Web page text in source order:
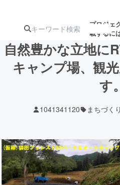
プロジェ
載するに
注目の新着プロ
テクノロジー・ガジェ
自然豊かな立地に
キャンプ場、観
す。
1041341120 まちづく